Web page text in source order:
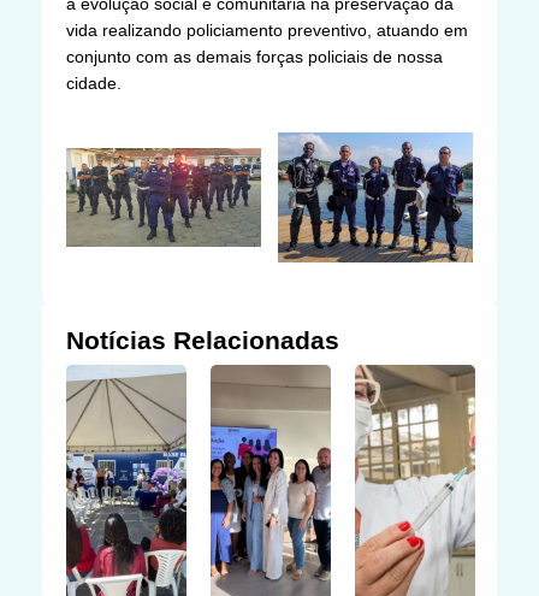
a evolução social e comunitária na preservação da
vida realizando policiamento preventivo, atuando em
conjunto com as demais forças policiais de nossa
cidade.
Notícias Relacionadas